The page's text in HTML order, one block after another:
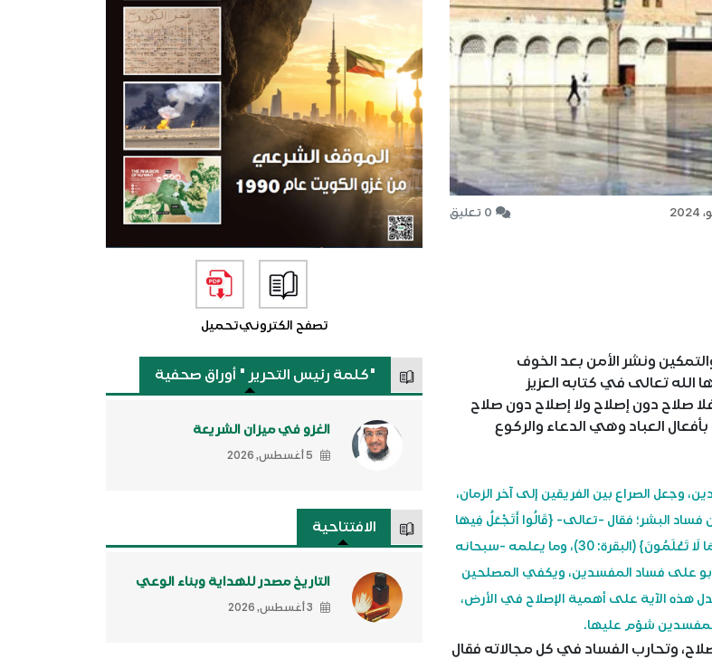
0 تعليق
ونشر الأمن بعد الخوف
تعالى في كتابه العزيز
صلاح دون إصلاح ولا إصلاح دون صلاح
العباد وهي الدعاء والركوع
الصراع بين الفريقين إلى آخر الزمان،
البشر؛ فقال -تعالى- {قَالُوا أَتَجْعَلُ فِيهَا
مَنْ يُفْسِدُ فِيهَا} (البقرة: 30)، فأجابهم الله -تعالى- بقوله {إِنِّي أَعْلَمُ مَا لَا تَعْلَمُونَ} (البقرة: 30)، وما يعلمه -سبحانه
على فساد المفسدين، ويكفي المصلحين
هذه الآية على أهمية الإصلاح في الأرض،
المفسدين شؤم عليها.
وتحارب الفساد في كل مجالاته فقال
تصفح الكترونيتحميل
"كلمة رئيس التحرير " أوراق صحفية
الغزو في ميزان الشريعة
5 أغسطس, 2026
الافتتاحية
التاريخ مصدر للهداية وبناء الوعي
3 أغسطس, 2026